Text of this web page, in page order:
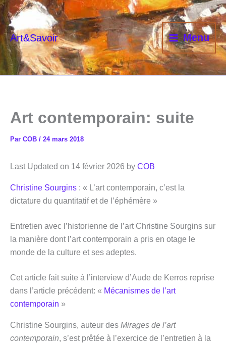
Aller
au
contenu
Art&Savoir Menu
Art contemporain: suite
Par COB / 24 mars 2018
Last Updated on 14 février 2026 by COB
Christine Sourgins : « L’art contemporain, c’est la
dictature du quantitatif et de l’éphémère »
Entretien avec l’historienne de l’art Christine Sourgins sur
la manière dont l’art contemporain a pris en otage le
monde de la culture et ses adeptes.
Cet article fait suite à l’interview d’Aude de Kerros reprise
dans l’article précédent: « Mécanismes de l’art
contemporain »
Christine Sourgins, auteur des Mirages de l’art
contemporain, s’est prêtée à l’exercice de l’entretien à la